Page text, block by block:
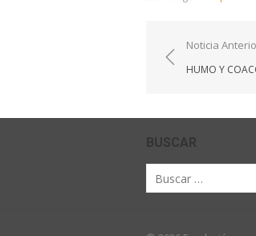
de
Noticia
HUMO Y
BUSCAR
Buscar
por: